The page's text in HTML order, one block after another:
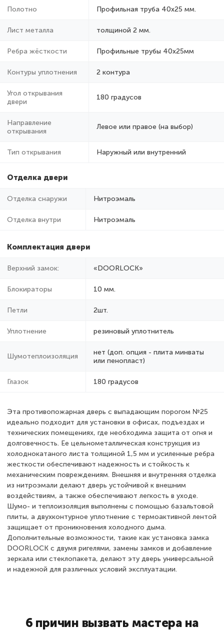
Полотно Профильная труба 40х25 мм.
Лист металла толщиной 2 мм.
Ребра жёсткости Профильные трубы 40х25мм
Контуры уплотнения 2 контура
Угол открывания
двери
180 градусов
Направление
открывания
Левое или правое (на выбор)
Тип открывания Наружный или внутренний
Отделка двери
Отделка снаружи Нитроэмаль
Отделка внутри Нитроэмаль
Комплектация двери
Верхний замок: «DOORLOCK»
Блокираторы 10 мм.
Петли 2шт.
Уплотнение резиновый уплотнитель
Шумотеплоизоляция
нет (доп. опция - плита минваты
или пенопласт)
Глазок 180 градусов
Эта противопожарная дверь с выпадающим порогом №25
идеально подходит для установки в офисах, подъездах и
технических помещениях, где необходима защита от огня и
долговечность. Ее цельнометаллическая конструкция из
холоднокатаного листа толщиной 1,5 мм и усиленные ребра
жесткости обеспечивают надежность и стойкость к
механическим повреждениям. Внешняя и внутренняя отделка
из нитроэмали делают дверь устойчивой к внешним
воздействиям, а также обеспечивают легкость в уходе.
Шумо- и теплоизоляция выполнены с помощью базальтовой
плиты, а двухконтурное уплотнение с термоактивной лентой
защищает от проникновения холодного дыма.
Дополнительные возможности, такие как установка замка
DOORLOCK с двумя ригелями, замены замков и добавление
зеркала или стеклопакета, делают эту дверь универсальной
и надежной для различных условий эксплуатации.
6 причин вызвать мастера на